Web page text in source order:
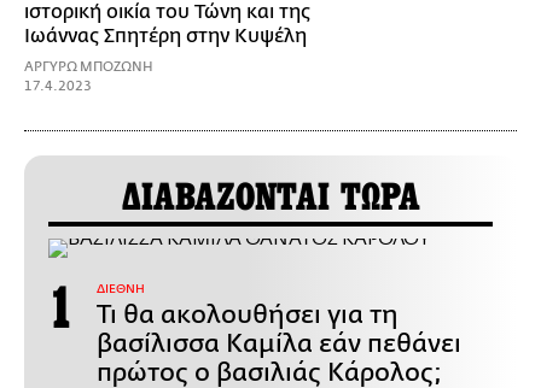
ιστορική οικία του Τώνη και της
Ιωάννας Σπητέρη στην Κυψέλη
ΑΡΓΥΡΩ ΜΠΟΖΩΝΗ
17.4.2023
ΔΙΑΒΑΖΟΝΤΑΙ ΤΩΡΑ
ΔΙΕΘΝΗ
Τι θα ακολουθήσει για τη
βασίλισσα Καμίλα εάν πεθάνει
πρώτος ο βασιλιάς Κάρολος;